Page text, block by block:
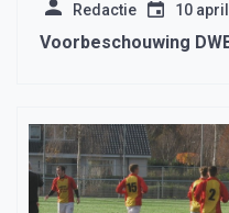
Redactie 10
Voorbeschouwing